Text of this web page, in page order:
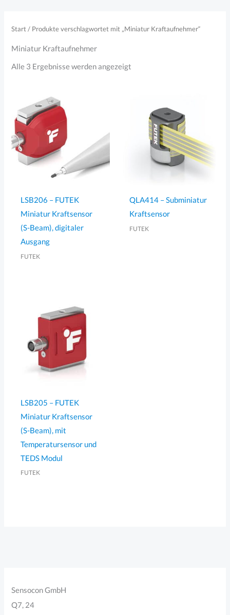
springen
Sensocon GmbH
Q7, 24
Start / Produkte verschlagwortet mit „Miniatur Kraftaufnehmer“
Miniatur Kraftaufnehmer
Alle 3 Ergebnisse werden angezeigt
LSB206 – FUTEK
Miniatur Kraftsensor
(S-Beam), digitaler
Ausgang
FUTEK
QLA414 – Subminiatur
Kraftsensor
FUTEK
LSB205 – FUTEK
Miniatur Kraftsensor
(S-Beam), mit
Temperatursensor und
TEDS Modul
FUTEK